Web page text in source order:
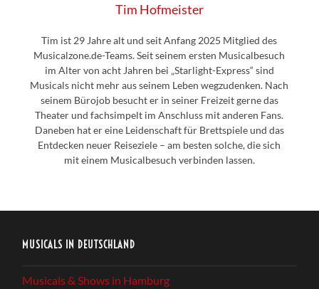
Tim Hofmeister
Tim ist 29 Jahre alt und seit Anfang 2025 Mitglied des
Musicalzone.de-Teams. Seit seinem ersten Musicalbesuch
im Alter von acht Jahren bei „Starlight-Express“ sind
Musicals nicht mehr aus seinem Leben wegzudenken. Nach
seinem Bürojob besucht er in seiner Freizeit gerne das
Theater und fachsimpelt im Anschluss mit anderen Fans.
Daneben hat er eine Leidenschaft für Brettspiele und das
Entdecken neuer Reiseziele – am besten solche, die sich
mit einem Musicalbesuch verbinden lassen.
MUSICALS IN DEUTSCHLAND
Musicals & Shows in Hamburg